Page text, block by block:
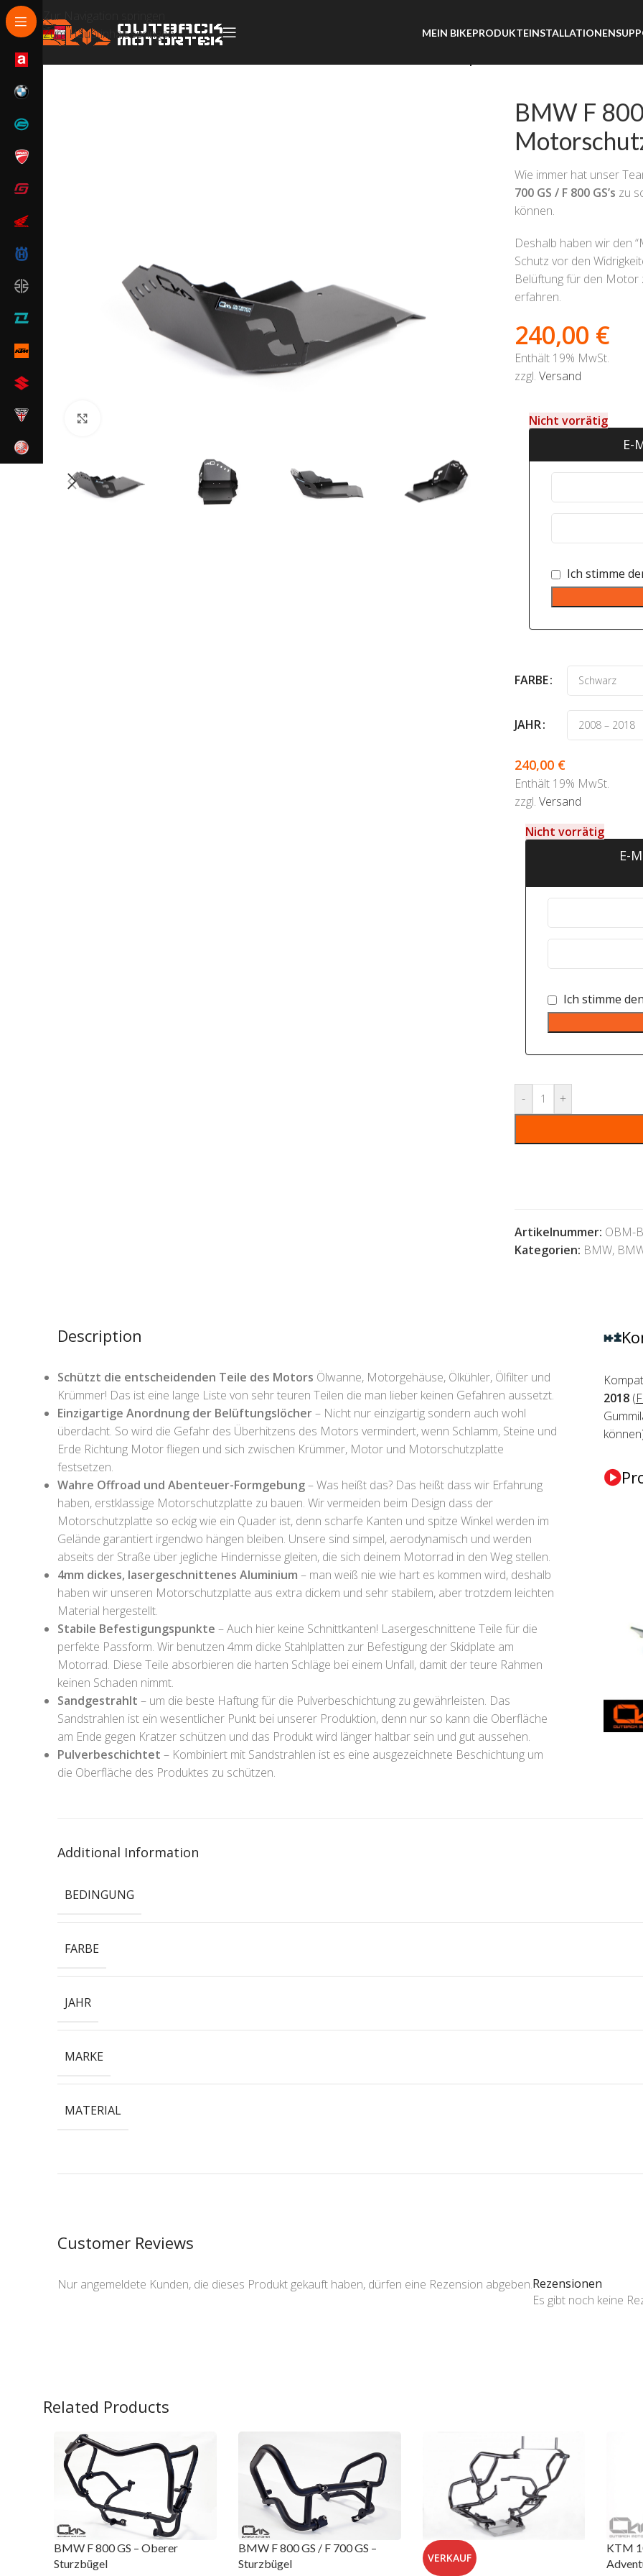
Zur Navigation springen
Zum Hauptinhalt springen
MEIN BIKEPRODUKTEINSTALLATIONEN
BMW F
Wie immer hat unser
700 GS / F 800 GS’s zu
können.
Deshalb haben wir den
Schutz vor den
Belüftung für den Motor
erfahren.
240,00 €
Enthält 19% MwSt.
zzgl. Versand
Nicht vorrätig
E-
Ich stimme
FARBE
JAHR
240,00 €
Enthält 19% MwSt.
zzgl. Versand
Nicht vorrätig
E-
Ich stimme
- +
Artikelnummer: OBM-
Kategorien: BMW,
Description
Schützt die entscheidenden Teile des Motors Ölwanne, Motorgehäuse, Ölkühler, Ölfilter und
Krümmer! Das ist eine lange Liste von sehr teuren Teilen die man lieber keinen Gefahren aussetzt.
Einzigartige Anordnung der Belüftungslöcher– Nicht nur einzigartig sondern auch wohl
überdacht. So wird die Gefahr des Überhitzens des Motors vermindert, wenn Schlamm, Steine und
Erde Richtung Motor fliegen und sich zwischen Krümmer, Motor und Motorschutzplatte
festsetzen.
Wahre Offroad und Abenteuer-Formgebung– Was heißt das? Das heißt dass wir Erfahrung
haben, erstklassige Motorschutzplatte zu bauen. Wir vermeiden beim Design dass der
Motorschutzplatte so eckig wie ein Quader ist, denn scharfe Kanten und spitze Winkel werden im
Gelände garantiert irgendwo hängen bleiben. Unsere sind simpel, aerodynamisch und werden
abseits der Straße über jegliche Hindernisse gleiten, die sich deinem Motorrad in den Weg stellen.
4mm dickes, lasergeschnittenes Aluminium – man weiß nie wie hart es kommen wird, deshalb
haben wir unseren Motorschutzplatte aus extra dickem und sehr stabilem, aber trotzdem leichten
Material hergestellt.
Stabile Befestigungspunkte – Auch hier keine Schnittkanten! Lasergeschnittene Teile für die
perfekte Passform. Wir benutzen 4mm dicke Stahlplatten zur Befestigung der Skidplate am
Motorrad. Diese Teile absorbieren die harten Schläge bei einem Unfall, damit der teure Rahmen
keinen Schaden nimmt.
Sandgestrahlt – um die beste Haftung für die Pulverbeschichtung zu gewährleisten. Das
Sandstrahlen ist ein wesentlicher Punkt bei unserer Produktion, denn nur so kann die Oberfläche
am Ende gegen Kratzer schützen und das Produkt wird länger haltbar sein und gut aussehen.
Pulverbeschichtet – Kombiniert mit Sandstrahlen ist es eine ausgezeichnete Beschichtung um
die Oberfläche des Produktes zu schützen.
2018(
Additional Information
BEDINGUNG
FARBE
JAHR
MARKE
MATERIAL
Customer Reviews
Rezensionen
Es gibt noch keine
Nur angemeldete Kunden, die dieses Produkt gekauft haben, dürfen eine Rezension abgeben.
Related Products
BMW F 800 GS – Oberer
Sturzbügel
BMW F 800 GS / F 700 GS –
Sturzbügel
VERKAUF
KTM